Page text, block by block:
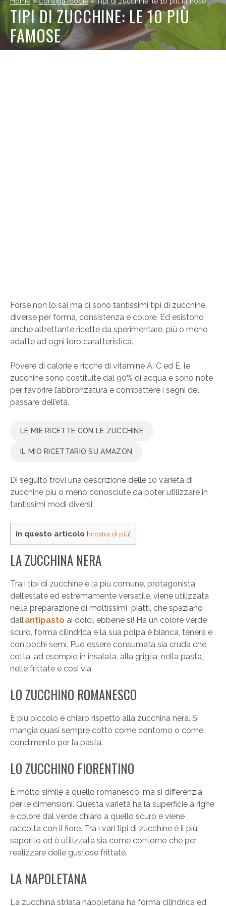
TIPI DI ZUCCHINE: LE 10 PIÙ
FAMOSE
Forse non lo sai ma ci sono tantissimi tipi di zucchine,
diverse per forma, consistenza e colore. Ed esistono
anche altrettante ricette da sperimentare, più o meno
adatte ad ogni loro caratteristica.
Povere di calorie e ricche di vitamine A, C ed E, le
zucchine sono costituite dal 90% di acqua e sono note
per favorire l’abbronzatura e combattere i segni del
passare dell’età.
LE MIE RICETTE CON LE ZUCCHINE
IL MIO RICETTARIO SU AMAZON
Di seguito trovi una descrizione delle 10 varietà di
zucchine più o meno conosciute da poter utilizzare in
tantissimi modi diversi.
in questo articolo [mostra di più]
LA ZUCCHINA NERA
Tra i tipi di zucchine è la più comune, protagonista
dell’estate ed estremamente versatile, viene utilizzata
nella preparazione di moltissimi piatti, che spaziano
dall’antipasto ai dolci, ebbene sì! Ha un colore verde
scuro, forma cilindrica e la sua polpa è bianca, tenera e
con pochi semi. Può essere consumata sia cruda che
cotta, ad esempio in insalata, alla griglia, nella pasta,
nelle frittate e così via.
LO ZUCCHINO ROMANESCO
È più piccolo e chiaro rispetto alla zucchina nera. Si
mangia quasi sempre cotto come contorno o come
condimento per la pasta.
LO ZUCCHINO FIORENTINO
È molto simile a quello romanesco, ma si differenzia
per le dimensioni. Questa varietà ha la superficie a righe
e colore dal verde chiaro a quello scuro e viene
raccolta con il fiore. Tra i vari tipi di zucchine è il più
saporito ed è utilizzata sia come contorno che per
realizzare delle gustose frittate.
LA NAPOLETANA
La zucchina striata napoletana ha forma cilindrica ed